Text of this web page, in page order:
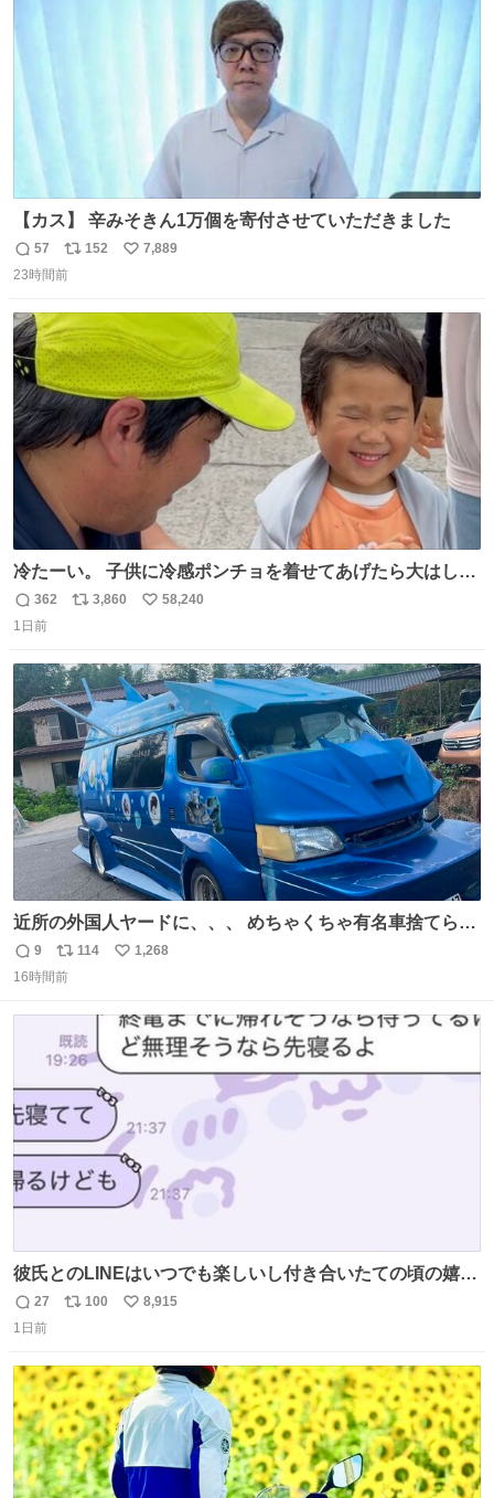
【カス】 辛みそきん1万個を寄付させていただきました
返
信
57
リ
ポ
ト
数
152
い
数
7,889
23時間前
冷たーい。 子供に冷感ポンチョを着せてあげたら大はしゃ
ぎで喜んでくれました。 こんな素敵な代物を提供してくれ
た山口県の恩師に感謝。
返
信
362
リ
ト
数
3,860
い
数
58,240
1日前
近所の外国人ヤードに、、、 めちゃくちゃ有名車捨てられ
てました😭 外装ぼろぼろだし、、 中も何にも残ってない
し、、 可哀想に😢😢 今まで数十年お疲れ様でした、、 #バ
返
信
9
リ
ポ
ト
数
114
い
数
1,268
16時間前
彼氏とのLINEはいつでも楽しいし付き合いたての頃の嬉し
かったLINEは無限にあるけど(同棲前は1日で各50通くらい
送りあってたし)最近嬉しかったのはこれ
返
信
27
リ
ト
数
100
い
数
8,915
1日前